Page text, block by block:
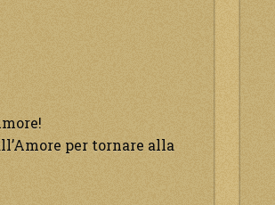
per tornare alla